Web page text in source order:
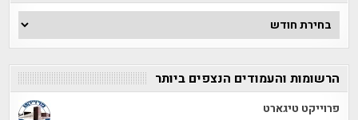
ארכיון
הכתבות
הרשומות והעמודים הנצפים ביותר
פרוייקט טיגארט